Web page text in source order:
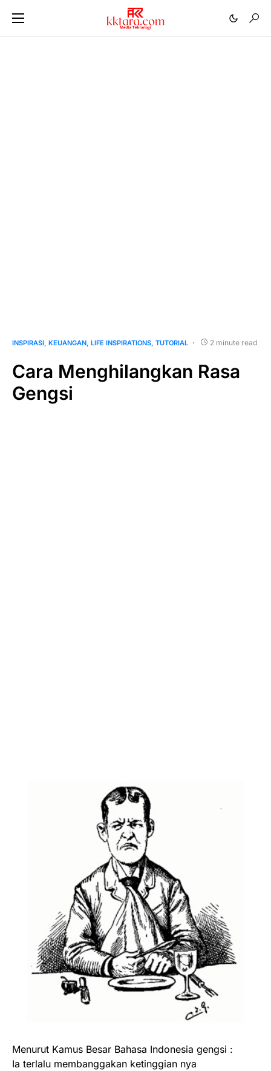
INSPIRASI KEUANGAN LIFE INSPIRATIONS TUTORIAL 2 minute read
Cara Menghilangkan Rasa
Gengsi
Menurut Kamus Besar Bahasa Indonesia gengsi :
Ia terlalu membanggakan ketinggian nya